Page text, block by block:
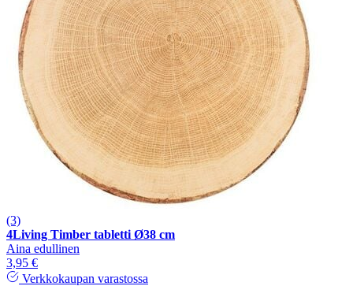
(3)
4Living Timber tabletti Ø38 cm
Aina edullinen
3,95 €
Verkkokaupan varastossa